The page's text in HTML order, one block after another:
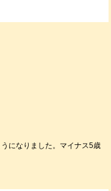
になりました。マイナス5歳